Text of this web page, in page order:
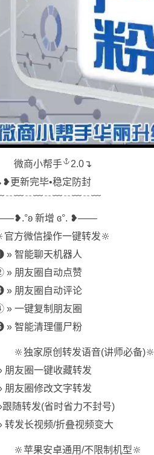
微商小帮手
2.0↴
更新完毕•稳定防封
新增 ɞ°. ❥——
官方微信操作一键转发🔆
» 智能聊天机器人
» 朋友圈自动点赞
» 朋友圈自动评论
» 一键复制朋友圈
» 智能清理僵尸粉
🔆独家原创转发语音(讲师必备)🔆
朋友圈一键收藏转发
朋友圈修改文字转发
跟随转发(省时省力不封号)
转发长视频/折叠视频变大
🔆苹果安卓通用/不限制机型🔆